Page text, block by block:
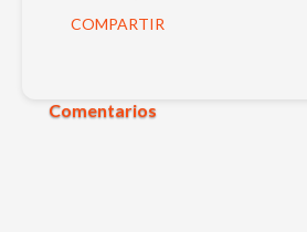
COMPARTIR
Comentarios